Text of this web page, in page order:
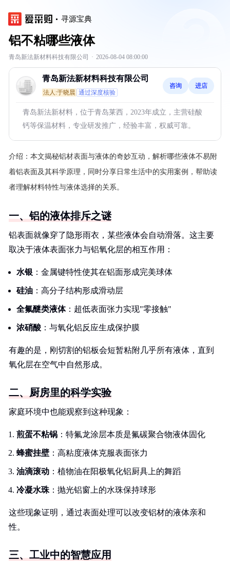
寻源宝典
铝不粘哪些液体
青岛新法新材料科技有限公司 · 2026-08-04 08:00:00
青岛新法新材料科技有限公司
法人:于晓晨 通过深度核验
咨询 进店
青岛新法新材料，位于青岛莱西，2023年成立，主营硅酸
钙等保温材料，专业研发推广，经验丰富，权威可靠。
介绍： 本文揭秘铝材表面与液体的奇妙互动，解析哪些液体不易附
着铝表面及其科学原理，同时分享日常生活中的实用案例，帮助读
者理解材料特性与液体选择的关系。
一、铝的液体排斥之谜
铝表面就像穿了隐形雨衣，某些液体会自动滑落。这主要
取决于液体表面张力与铝氧化层的相互作用：
水银 ：金属键特性使其在铝面形成完美球体
硅油 ：高分子结构形成滑动层
全氟醚类液体：超低表面张力实现"零接触"
浓硝酸 ：与氧化铝反应生成保护膜
有趣的是，刚切割的铝板会短暂粘附几乎所有液体，直到
氧化层在空气中自然形成。
二、厨房里的科学实验
家庭环境中也能观察到这种现象：
煎蛋不粘锅 ：特氟龙涂层本质是氟碳聚合物液体固化
蜂蜜挂壁 ：高粘度液体克服表面张力
油滴滚动 ：植物油在阳极氧化铝厨具上的舞蹈
冷凝水珠 ：抛光铝窗上的水珠保持球形
这些现象证明，通过表面处理可以改变铝材的液体亲和
性。
三、工业中的智慧应用